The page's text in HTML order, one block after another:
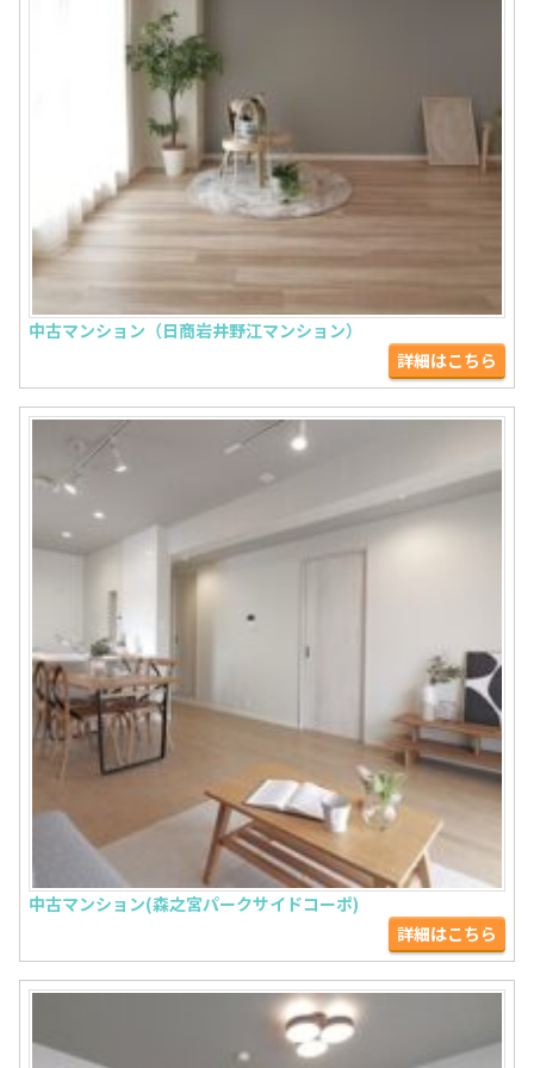
中古マンション（日商岩井野江マンション）
詳細はこちら
中古マンション(森之宮パークサイドコーポ)
詳細はこちら